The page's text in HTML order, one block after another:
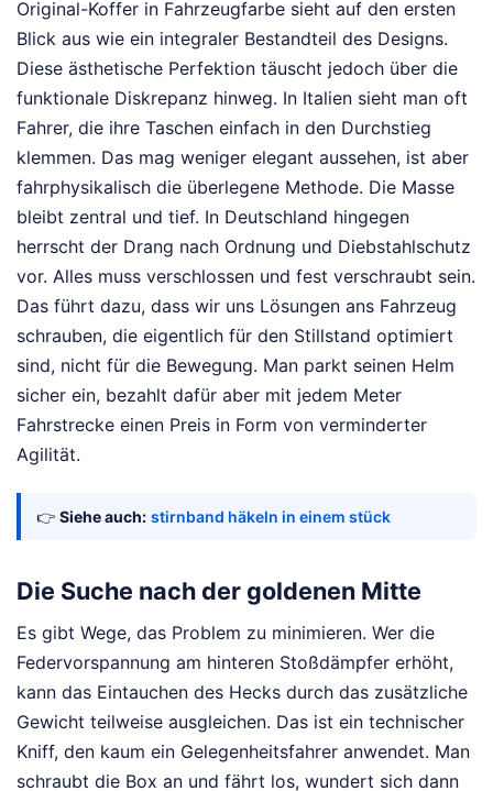
Original-Koffer in Fahrzeugfarbe sieht auf den ersten
Blick aus wie ein integraler Bestandteil des Designs.
Diese ästhetische Perfektion täuscht jedoch über die
funktionale Diskrepanz hinweg. In Italien sieht man oft
Fahrer, die ihre Taschen einfach in den Durchstieg
klemmen. Das mag weniger elegant aussehen, ist aber
fahrphysikalisch die überlegene Methode. Die Masse
bleibt zentral und tief. In Deutschland hingegen
herrscht der Drang nach Ordnung und Diebstahlschutz
vor. Alles muss verschlossen und fest verschraubt sein.
Das führt dazu, dass wir uns Lösungen ans Fahrzeug
schrauben, die eigentlich für den Stillstand optimiert
sind, nicht für die Bewegung. Man parkt seinen Helm
sicher ein, bezahlt dafür aber mit jedem Meter
Fahrstrecke einen Preis in Form von verminderter
Agilität.
👉 Siehe auch: stirnband häkeln in einem stück
Die Suche nach der goldenen Mitte
Es gibt Wege, das Problem zu minimieren. Wer die
Federvorspannung am hinteren Stoßdämpfer erhöht,
kann das Eintauchen des Hecks durch das zusätzliche
Gewicht teilweise ausgleichen. Das ist ein technischer
Kniff, den kaum ein Gelegenheitsfahrer anwendet. Man
schraubt die Box an und fährt los, wundert sich dann